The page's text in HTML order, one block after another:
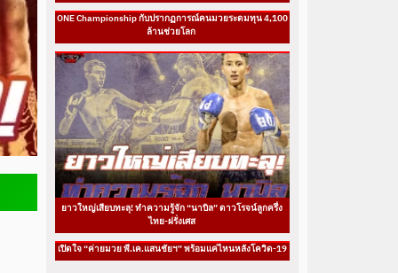
ONE Championship กับปรากฏการณ์คนมวยระดมทุน 4,100
ล้านช่วยโลก
ยาวใหญ่เสียบทะลุ! ทำความรู้จัก “นาบิล” ดาวโรจน์ลูกครึ่ง
ไทย-ฝรั่งเศส
เปิดใจ “ค่ายมวย พี.เค.แสนชัยฯ” พร้อมแค่ไหนหลังโควิด-19